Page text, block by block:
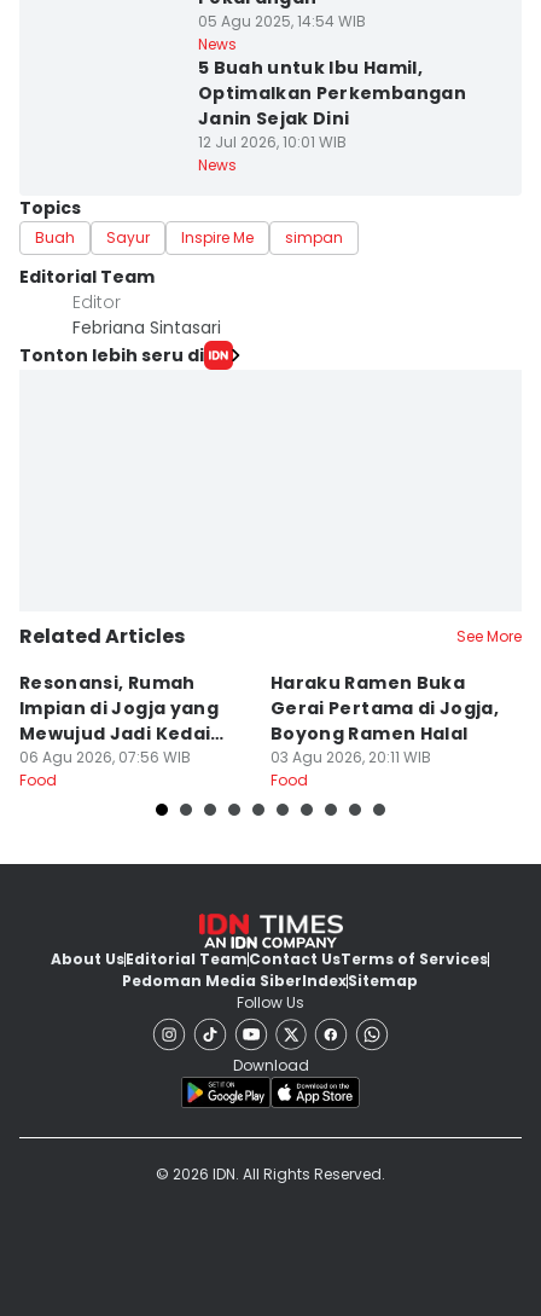
05 Agu 2025, 14:54 WIB
News
5 Buah untuk Ibu Hamil,
Optimalkan Perkembangan
Janin Sejak Dini
12 Jul 2026, 10:01 WIB
News
Topics
Buah Sayur Inspire Me simpan
Editorial Team
Editor
Febriana Sintasari
Tonton lebih seru di
Related Articles See More
Resonansi, Rumah
Impian di Jogja yang
Mewujud Jadi Kedai
Ramen dan Burger
06 Agu 2026, 07:56 WIB
Food
Haraku Ramen Buka
Gerai Pertama di Jogja,
Boyong Ramen Halal
03 Agu 2026, 20:11 WIB
Food
About UsEditorial TeamContact UsTerms of Services
Pedoman Media SiberIndexSitemap
Follow Us
Download
© 2026 IDN. All Rights Reserved.